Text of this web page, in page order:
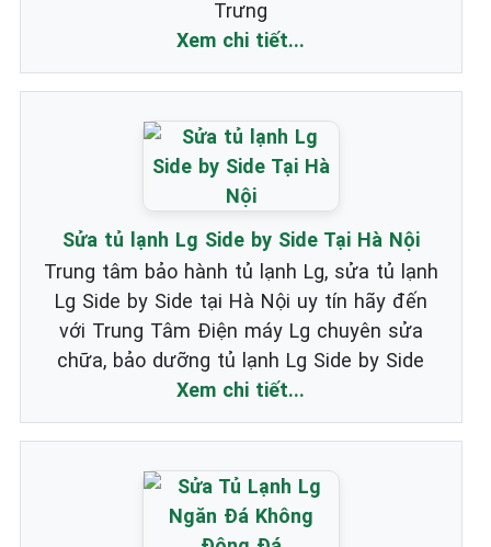
Trưng
Xem chi tiết...
Sửa tủ lạnh Lg Side by Side Tại Hà Nội
Trung tâm bảo hành tủ lạnh Lg, sửa tủ lạnh
Lg Side by Side tại Hà Nội uy tín hãy đến
với Trung Tâm Điện máy Lg chuyên sửa
chữa, bảo dưỡng tủ lạnh Lg Side by Side
Xem chi tiết...